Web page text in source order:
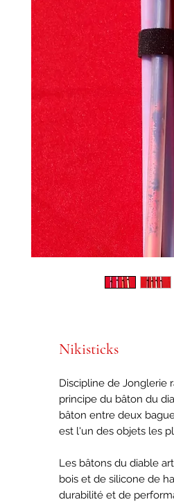
Nikisticks
Discipline de Jonglerie
principe du bâton du
bâton entre deux
est l'un des objets les
Les bâtons du diable
bois et de silicone de
durabilité et de